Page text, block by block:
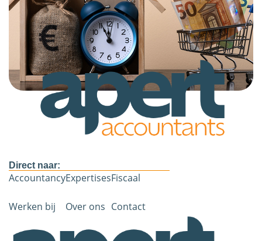
Direct naar:
Accountancy
Werken bij
Expertises
Over ons
Fiscaal
Contact